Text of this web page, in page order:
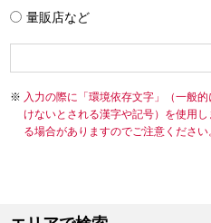
量販店など
入力の際に「環境依存文字」（一般
けないとされる漢字や記号）を使用
る場合がありますのでご注意ください